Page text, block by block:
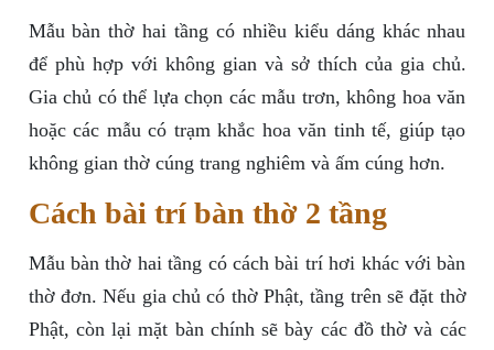
Mẫu bàn thờ hai tầng có nhiều kiểu dáng khác nhau
để phù hợp với không gian và sở thích của gia chủ.
Gia chủ có thể lựa chọn các mẫu trơn, không hoa văn
hoặc các mẫu có trạm khắc hoa văn tinh tế, giúp tạo
không gian thờ cúng trang nghiêm và ấm cúng hơn.
Cách bài trí bàn thờ 2 tầng
Mẫu bàn thờ hai tầng có cách bài trí hơi khác với bàn
thờ đơn. Nếu gia chủ có thờ Phật, tầng trên sẽ đặt thờ
Phật, còn lại mặt bàn chính sẽ bày các đồ thờ và các